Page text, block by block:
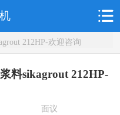
212HP-欢迎咨询
料sikagrout 212HP-
面议